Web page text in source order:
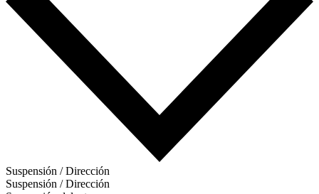
Suspensión / Dirección
Suspensión / Dirección